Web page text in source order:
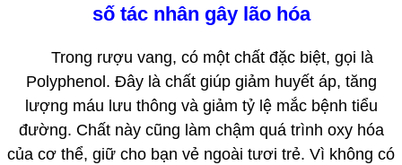
số tác nhân gây lão hóa
Trong rượu vang, có một chất đặc biệt, gọi là
Polyphenol. Đây là chất giúp giảm huyết áp, tăng
lượng máu lưu thông và giảm tỷ lệ mắc bệnh tiểu
đường. Chất này cũng làm chậm quá trình oxy hóa
của cơ thể, giữ cho bạn vẻ ngoài tươi trẻ. Vì không có